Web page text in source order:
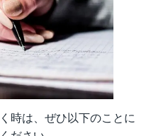
時は、ぜひ以下のことに